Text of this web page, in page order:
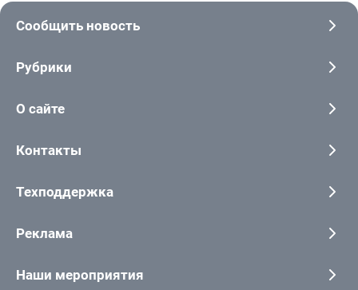
Сообщить новость
Рубрики
О сайте
Контакты
Техподдержка
Реклама
Наши мероприятия